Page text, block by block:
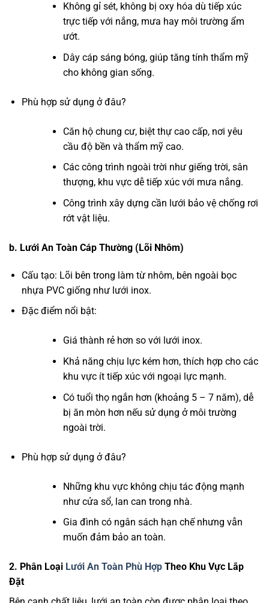
Không gỉ sét, không bị oxy hóa dù tiếp xúc
trực tiếp với nắng, mưa hay môi trường ẩm
ướt.
Dây cáp sáng bóng, giúp tăng tính thẩm mỹ
cho không gian sống.
Phù hợp sử dụng ở đâu?
Căn hộ chung cư, biệt thự cao cấp, nơi yêu
cầu độ bền và thẩm mỹ cao.
Các công trình ngoài trời như giếng trời, sân
thượng, khu vực dễ tiếp xúc với mưa nắng.
Công trình xây dựng cần lưới bảo vệ chống rơi
rớt vật liệu.
b. Lưới An Toàn Cáp Thường (Lõi Nhôm)
Cấu tạo: Lõi bên trong làm từ nhôm, bên ngoài bọc
nhựa PVC giống như lưới inox.
Đặc điểm nổi bật:
Giá thành rẻ hơn so với lưới inox.
Khả năng chịu lực kém hơn, thích hợp cho các
khu vực ít tiếp xúc với ngoại lực mạnh.
Có tuổi thọ ngắn hơn (khoảng 5 – 7 năm), dễ
bị ăn mòn hơn nếu sử dụng ở môi trường
ngoài trời.
Phù hợp sử dụng ở đâu?
Những khu vực không chịu tác động mạnh
như cửa sổ, lan can trong nhà.
Gia đình có ngân sách hạn chế nhưng vẫn
muốn đảm bảo an toàn.
2. Phân Loại Lưới An Toàn Phù Hợp Theo Khu Vực Lắp
Đặt